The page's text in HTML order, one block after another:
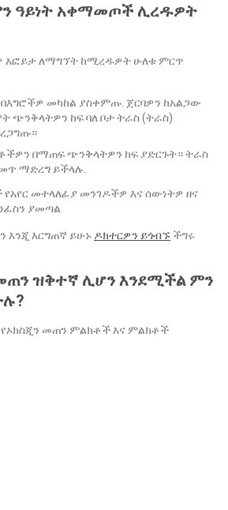
ዓይነት አቀማመጦች ሊረዱዎት
እፎይታ ለማግኘት ከሚረዱዎት ሁለቱ ምርጥ
በእግሮችዎ መካከል ያስቀምጡ. ጀርባዎን ከአልጋው
ጭንቅላትዎን ከፍ ባለ ቦታ ትራስ (ትራስ)
በማጠፍ ጭንቅላትዎን ከፍ ያድርጉት። ትራስ
ማድረግ ይችላሉ.
መተላለፊያ መንገዶችዎ እና ሰውነትዎ ዘና
ያመጣል
እንጂ እርግጠኛ ይሁኑ ዶክተርዎን ይጎብኙ ችግሩ
ዝቅተኛ ሊሆን እንደሚችል ምን
መጠን ምልክቶች እና ምልክቶች